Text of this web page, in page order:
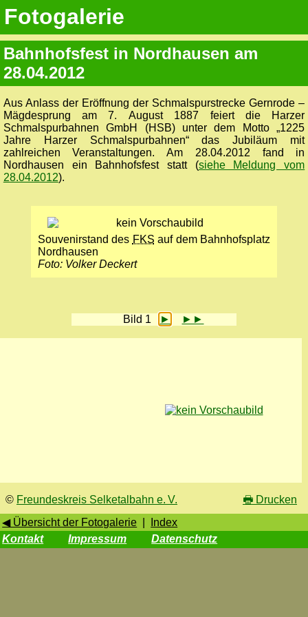
Fotogalerie
Bahnhofsfest in Nordhausen am
28.04.2012
Aus Anlass der Eröffnung der Schmalspurstrecke Gernrode –
Mägdesprung am 7. August 1887 feiert die Harzer
Schmalspurbahnen GmbH (HSB) unter dem Motto „1225
Jahre Harzer Schmalspurbahnen“ das Jubiläum mit
zahlreichen Veranstaltungen. Am 28.04.2012 fand in
Nordhausen ein Bahnhofsfest statt (siehe Meldung vom
28.04.2012).
Souvenirstand des FKS auf dem Bahnhofsplatz
Nordhausen
Foto: Volker Deckert
Bild 1 ► ►►
© Freundeskreis Selketalbahn e. V. 🖶 Drucken
◀ Übersicht der Fotogalerie
Index
Kontakt
Impressum Datenschutz